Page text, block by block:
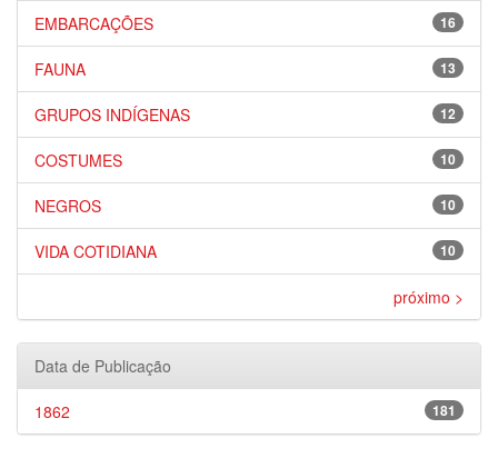
16
EMBARCAÇÕES
13
FAUNA
12
GRUPOS INDÍGENAS
10
COSTUMES
10
NEGROS
10
VIDA COTIDIANA
próximo >
Data de Publicação
181
1862